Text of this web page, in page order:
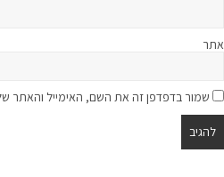
אתר
שמור בדפדפן זה את השם, האימייל והאתר